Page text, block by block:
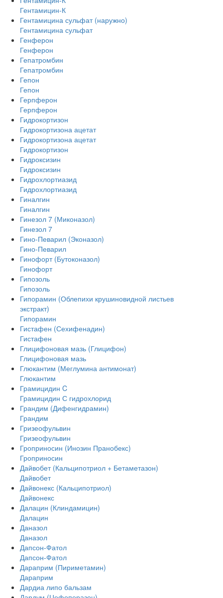
Гентамицин-К
Гентамицина сульфат (наружно)
Гентамицина сульфат
Генферон
Генферон
Гепатромбин
Гепатромбин
Гепон
Гепон
Герпферон
Герпферон
Гидрокортизон
Гидрокортизона ацетат
Гидрокортизона ацетат
Гидрокортизон
Гидроксизин
Гидроксизин
Гидрохлортиазид
Гидрохлортиазид
Гиналгин
Гиналгин
Гинезол 7 (Миконазол)
Гинезол 7
Гино-Певарил (Эконазол)
Гино-Певарил
Гинофорт (Бутоконазол)
Гинофорт
Гипозоль
Гипозоль
Гипорамин (Облепихи крушиновидной листьев
экстракт)
Гипорамин
Гистафен (Сехифенадин)
Гистафен
Глицифоновая мазь (Глицифон)
Глицифоновая мазь
Глюкантим (Меглумина антимонат)
Глюкантим
Грамицидин C
Грамицидин С гидрохлорид
Грандим (Дифенгидрамин)
Грандим
Гризеофульвин
Гризеофульвин
Гроприносин (Инозин Пранобекс)
Гроприносин
Дайвобет (Кальципотриол + Бетаметазон)
Дайвобет
Дайвонекс (Кальципотриол)
Дайвонекс
Далацин (Клиндамицин)
Далацин
Даназол
Даназол
Дапсон-Фатол
Дапсон-Фатол
Дараприм (Пириметамин)
Дараприм
Дардиа липо бальзам